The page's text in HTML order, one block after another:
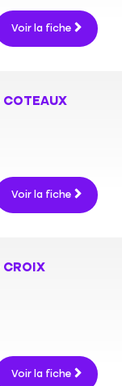
Voir la fiche
COTEAUX
Voir la fiche
CROIX
Voir la fiche